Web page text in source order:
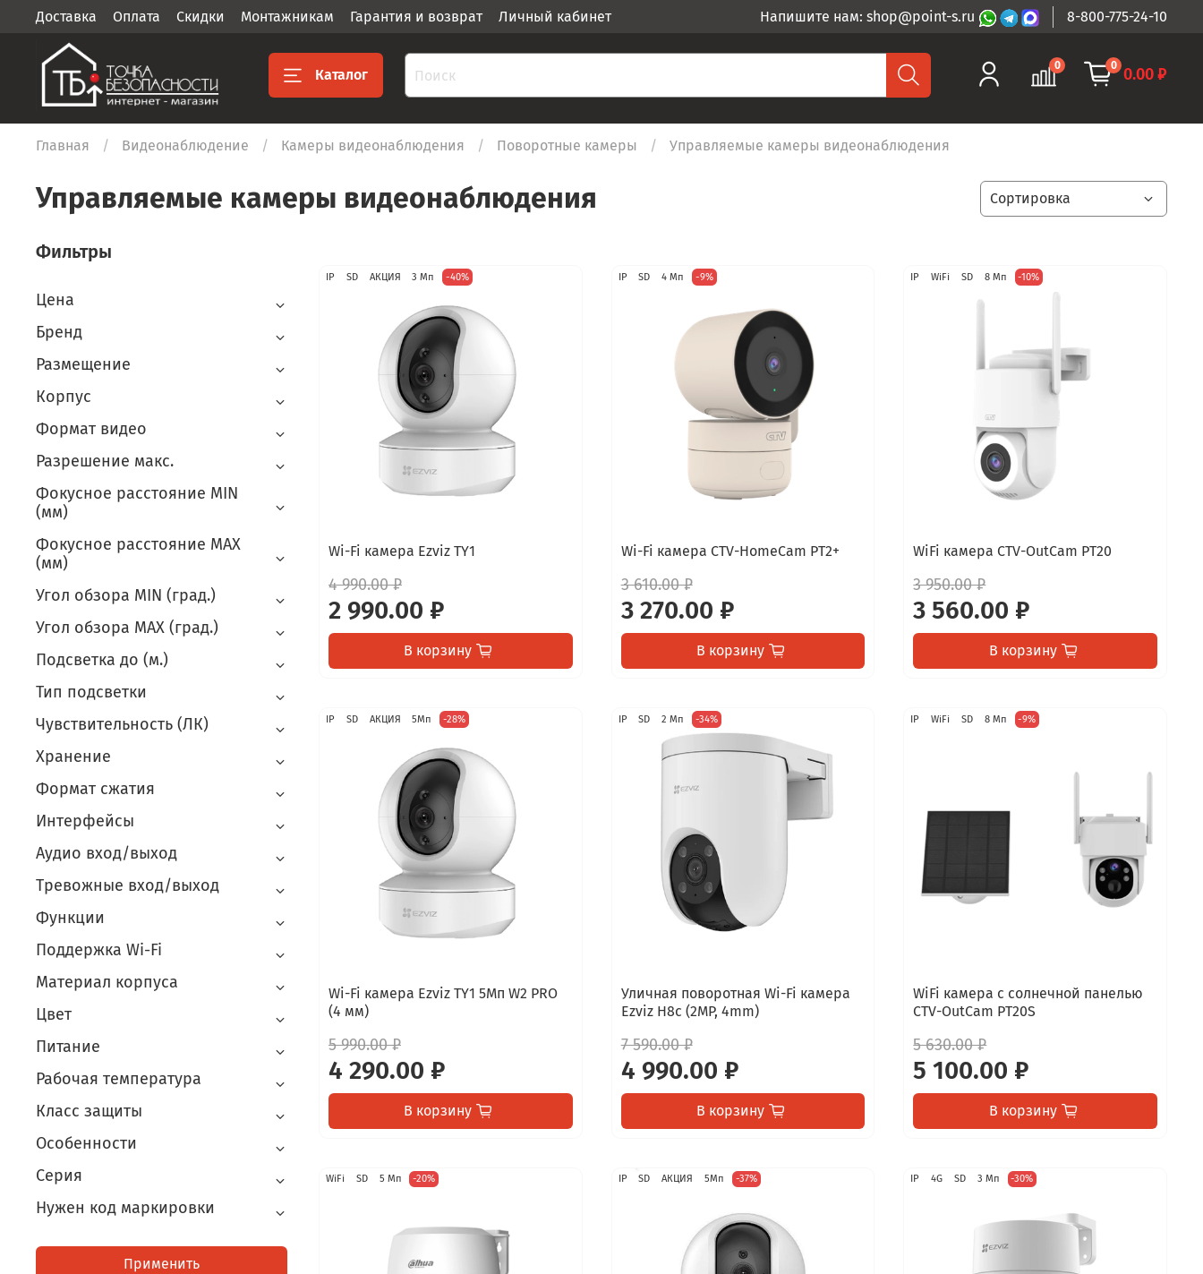
Доставка Оплата Скидки Монтажникам Гарантия и возврат Личный кабинет Напишите нам: shop@point-s.ru 8-800-775-24-10
Каталог
0 0 0.00 ₽
Главная Видеонаблюдение Камеры видеонаблюдения Поворотные камеры Управляемые камеры видеонаблюдения
Управляемые камеры видеонаблюдения
IP SD АКЦИЯ 3 Мп -40%
Wi-Fi камера Ezviz TY1
4 990.00 ₽
2 990.00 ₽
В корзину
IP SD 4 Мп -9%
Wi-Fi камера CTV-HomeCam PT2+
3 610.00 ₽
3 270.00 ₽
В корзину
IP WiFi SD 8 Мп -10%
WiFi камера CTV-OutCam PT20
3 950.00 ₽
3 560.00 ₽
В корзину
IP SD АКЦИЯ 5Мп -28%
Wi-Fi камера Ezviz TY1 5Мп W2 PRO
(4 мм)
5 990.00 ₽
4 290.00 ₽
В корзину
IP SD 2 Мп -34%
Уличная поворотная Wi-Fi камера
Ezviz H8c (2MP, 4mm)
7 590.00 ₽
4 990.00 ₽
В корзину
IP WiFi SD 8 Мп -9%
WiFi камера с солнечной панелью
CTV-OutCam PT20S
5 630.00 ₽
5 100.00 ₽
В корзину
WiFi SD 5 Мп -20% IP SD АКЦИЯ 5Мп -37% IP 4G SD 3 Мп -30%
Фильтры
Цена
Бренд
Размещение
Корпус
Формат видео
Разрешение макс.
Фокусное расстояние MIN
(мм)
Фокусное расстояние MAX
(мм)
Угол обзора MIN (град.)
Угол обзора MAX (град.)
Подсветка до (м.)
Тип подсветки
Чувствительность (ЛК)
Хранение
Формат сжатия
Интерфейсы
Аудио вход/выход
Тревожные вход/выход
Функции
Поддержка Wi-Fi
Материал корпуса
Цвет
Питание
Рабочая температура
Класс защиты
Особенности
Серия
Нужен код маркировки
Применить